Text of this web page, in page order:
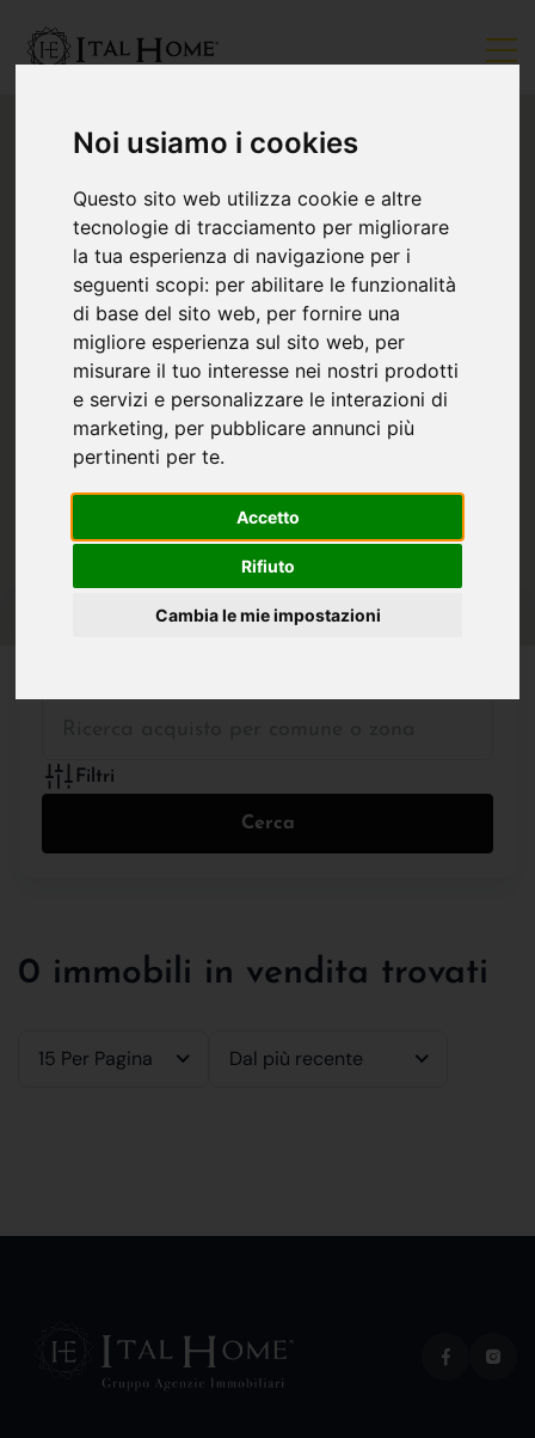
Noi usiamo i cookies
Questo sito web utilizza cookie e altre
tecnologie di tracciamento per migliorare
la tua esperienza di navigazione per i
seguenti scopi: per abilitare le funzionalità
di base del sito web, per fornire una
migliore esperienza sul sito web, per
misurare il tuo interesse nei nostri prodotti
e servizi e personalizzare le interazioni di
marketing, per pubblicare annunci più
pertinenti per te.
Accetto
Rifiuto
Cambia le mie impostazioni
Filtri
Cerca
0 immobili in vendita trovati
15 Per Pagina Dal più recente